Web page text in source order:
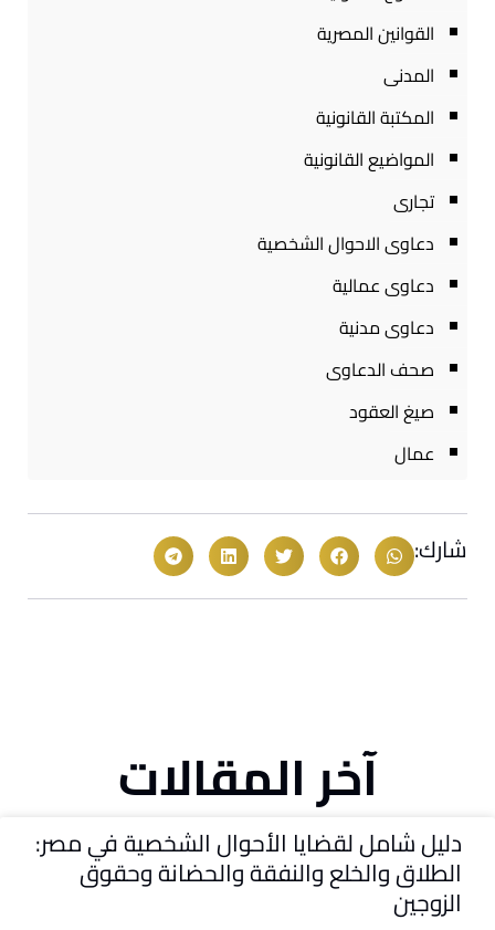
القوانين المصرية
المدنى
المكتبة القانونية
المواضيع القانونية
تجارى
دعاوى الاحوال الشخصية
دعاوى عمالية
دعاوى مدنية
صحف الدعاوى
صيغ العقود
عمال
شارك:
آخر المقالات
دليل شامل لقضايا الأحوال الشخصية في مصر:
الطلاق والخلع والنفقة والحضانة وحقوق
الزوجين